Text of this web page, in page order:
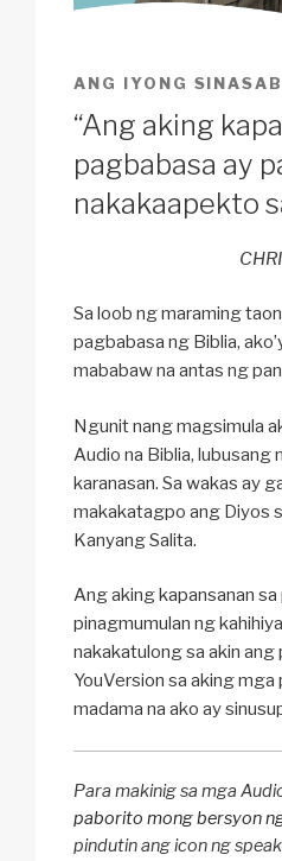
ANG IYONG
“Ang aking
pagbabasa ay
nakakaapekto
Sa loob ng maraming
pagbabasa ng Biblia,
mababaw na antas ng
Ngunit nang magsimula
Audio na Biblia, lubusang
karanasan. Sa wakas ay
makakatagpo ang Diyos
Kanyang Salita.
Ang aking kapansanan
pinagmumulan ng
nakakatulong sa akin
YouVersion sa aking mga
madama na ako ay
Para makinig sa mga
paborito mong bersyon
pindutin ang icon ng